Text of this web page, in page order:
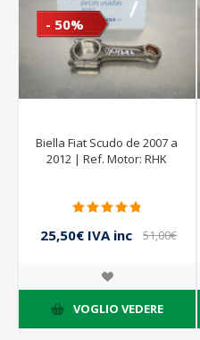
- 50%
Biella Fiat Scudo de 2007 a
2012 | Ref. Motor: RHK
25,50€ IVA inc
51,00€
VOGLIO VEDERE